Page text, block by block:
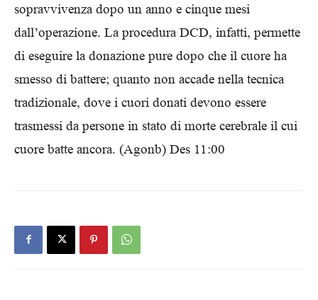
sopravvivenza dopo un anno e cinque mesi
dall’operazione. La procedura DCD, infatti, permette
di eseguire la donazione pure dopo che il cuore ha
smesso di battere; quanto non accade nella tecnica
tradizionale, dove i cuori donati devono essere
trasmessi da persone in stato di morte cerebrale il cui
cuore batte ancora. (Agonb) Des 11:00